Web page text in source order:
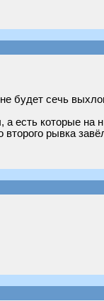
будет сечь
есть которые на
рывка